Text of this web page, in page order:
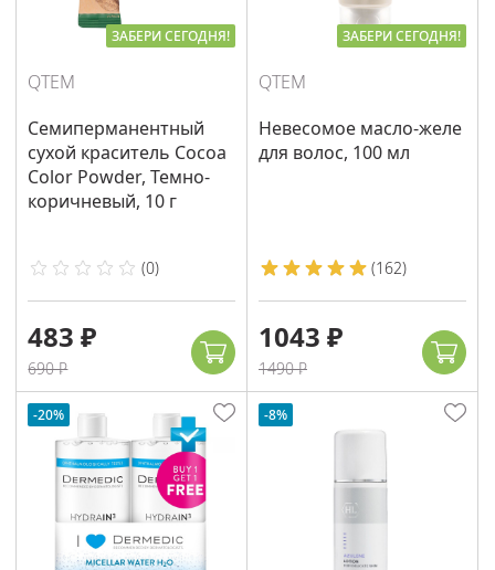
ЗАБЕРИ СЕГОДНЯ!
QTEM
Семиперманентный
сухой краситель Cocoa
Color Powder, Темно-
коричневый, 10 г
(0)
483 ₽
690 ₽
ЗАБЕРИ СЕГОДНЯ!
QTEM
Невесомое масло-желе
для волос, 100 мл
(162)
1043 ₽
1490 ₽
-20% -8%